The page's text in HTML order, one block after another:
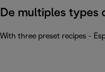
De multiples types
With three preset recipes -